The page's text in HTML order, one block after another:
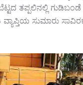
ತಪ್ಪಲಿನಲ್ಲಿ
ಸುಮಾರು